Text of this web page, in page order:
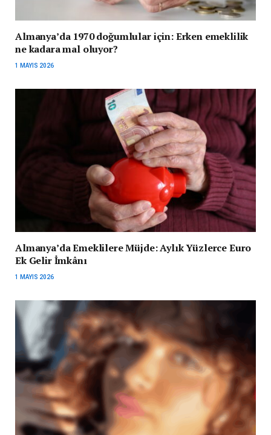
Almanya’da 1970 doğumlular için: Erken emeklilik
ne kadara mal oluyor?
1 MAYIS 2026
Almanya’da Emeklilere Müjde: Aylık Yüzlerce Euro
Ek Gelir İmkânı
1 MAYIS 2026